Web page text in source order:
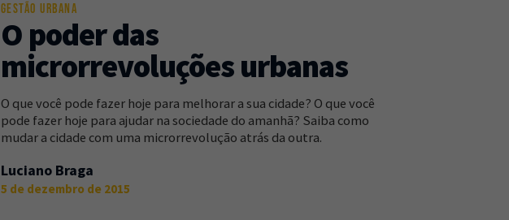
GESTÃO URBANA
O poder das
microrrevoluções urbanas
O que você pode fazer hoje para melhorar a sua cidade? O que você
pode fazer hoje para ajudar na sociedade do amanhã? Saiba como
mudar a cidade com uma microrrevolução atrás da outra.
Luciano Braga
5 de dezembro de 2015